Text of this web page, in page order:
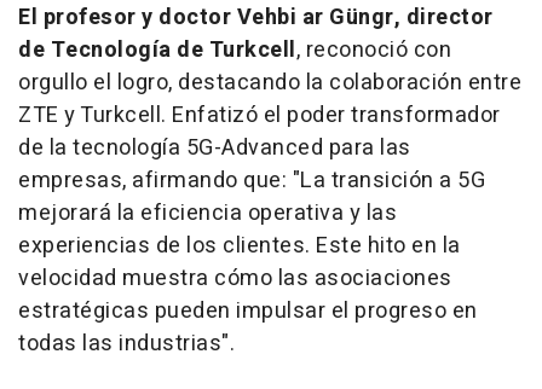
El profesor y doctor Vehbi ar Güngr, director
de Tecnología de Turkcell, reconoció con
orgullo el logro, destacando la colaboración entre
ZTE y Turkcell. Enfatizó el poder transformador
de la tecnología 5G-Advanced para las
empresas, afirmando que: "La transición a 5G
mejorará la eficiencia operativa y las
experiencias de los clientes. Este hito en la
velocidad muestra cómo las asociaciones
estratégicas pueden impulsar el progreso en
todas las industrias".